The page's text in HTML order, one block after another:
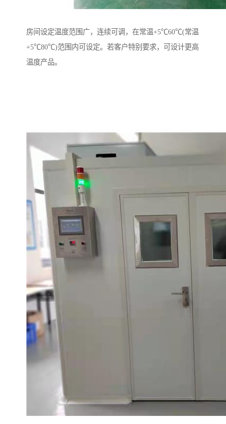
房间设定温度范围广，连续可调，在常温+5℃60℃(常温
+5℃80℃)范围内可设定。若客户特别要求，可设计更高
温度产品。